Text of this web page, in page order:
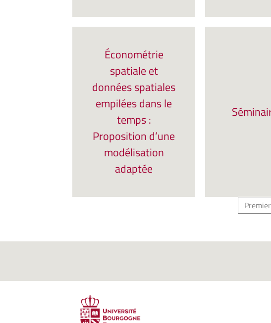
Économétrie
spatiale et
données spatiales
empilées dans le
temps :
Proposition d’une
modélisation
adaptée
Premier